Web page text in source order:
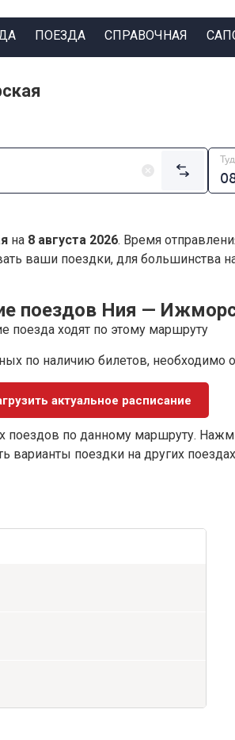
ПОЕЗДА СПРАВОЧНАЯ
на 8 августа 2026. Время
ваши поездки, для большинства
поездов Ния —
поезда ходят по этому маршруту
по наличию билетов, необходимо
актуальное расписание
по данному маршруту.
поездки на других